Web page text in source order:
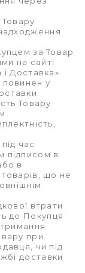
за Товар
на сайті
Доставка».
у
Товару
час
підписом в
в
що не
втрати
до Покупця
при
чи під
доставки